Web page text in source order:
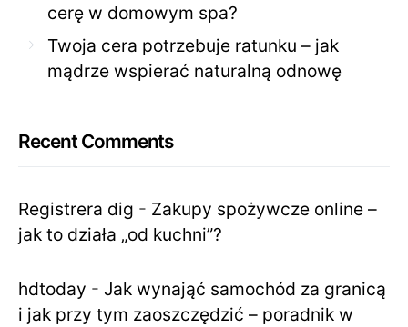
cerę w domowym spa?
Twoja cera potrzebuje ratunku – jak
mądrze wspierać naturalną odnowę
Recent Comments
Registrera dig - Zakupy spożywcze online –
jak to działa „od kuchni”?
hdtoday - Jak wynająć samochód za granicą
i jak przy tym zaoszczędzić – poradnik w